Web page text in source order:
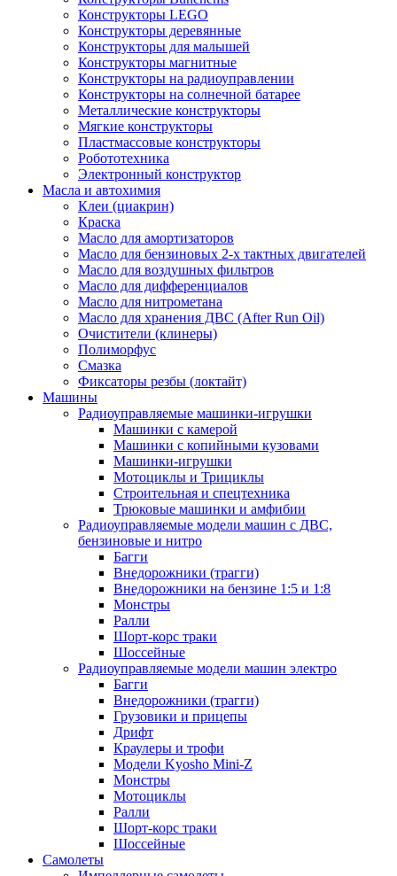
Конструкторы LEGO
Конструкторы деревянные
Конструкторы для малышей
Конструкторы магнитные
Конструкторы на радиоуправлении
Конструкторы на солнечной батарее
Металлические конструкторы
Мягкие конструкторы
Пластмассовые конструкторы
Робототехника
Электронный конструктор
Масла и автохимия
Клеи (циакрин)
Краска
Масло для амортизаторов
Масло для бензиновых 2-х тактных двигателей
Масло для воздушных фильтров
Масло для дифференциалов
Масло для нитрометана
Масло для хранения ДВС (After Run Oil)
Очистители (клинеры)
Полиморфус
Смазка
Фиксаторы резбы (локтайт)
Машины
Радиоуправляемые машинки-игрушки
Машинки с камерой
Машинки с копийными кузовами
Машинки-игрушки
Мотоциклы и Трициклы
Строительная и спецтехника
Трюковые машинки и амфибии
Радиоуправляемые модели машин с ДВС,
бензиновые и нитро
Багги
Внедорожники (трагги)
Внедорожники на бензине 1:5 и 1:8
Монстры
Ралли
Шорт-корс траки
Шоссейные
Радиоуправляемые модели машин электро
Багги
Внедорожники (трагги)
Грузовики и прицепы
Дрифт
Краулеры и трофи
Модели Kyosho Mini-Z
Монстры
Мотоциклы
Ралли
Шорт-корс траки
Шоссейные
Самолеты